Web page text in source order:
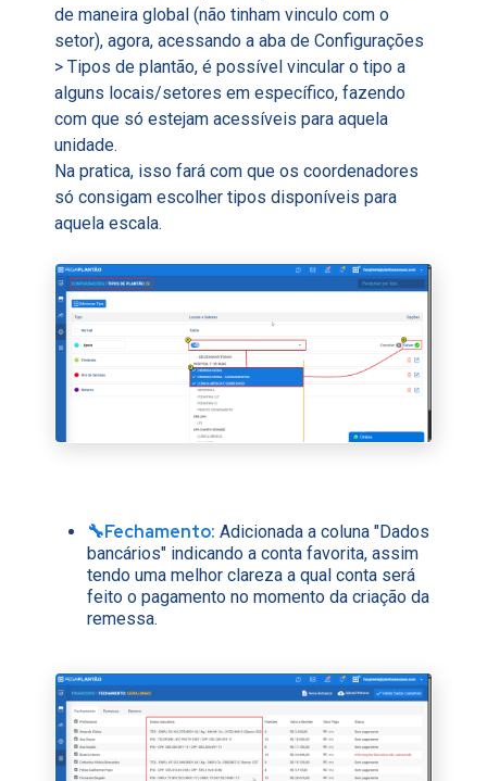
de maneira global (não tinham vinculo com o
setor), agora, acessando a aba de Configurações
> Tipos de plantão, é possível vincular o tipo a
alguns locais/setores em específico, fazendo
com que só estejam acessíveis para aquela
unidade.
Na pratica, isso fará com que os coordenadores
só consigam escolher tipos disponíveis para
aquela escala.
🔧Fechamento: Adicionada a coluna "Dados
bancários" indicando a conta favorita, assim
tendo uma melhor clareza a qual conta será
feito o pagamento no momento da criação da
remessa.